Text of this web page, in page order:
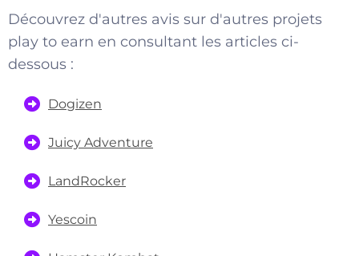
Découvrez d'autres avis sur d'autres projets
play to earn en consultant les articles ci-
dessous :
Dogizen
Juicy Adventure
LandRocker
Yescoin